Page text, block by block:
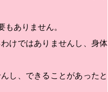
ありません。
けではありませんし、身体
し、できることがあったと